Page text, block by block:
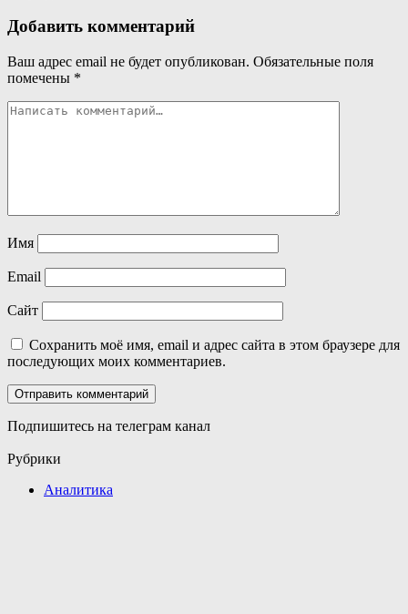
Добавить комментарий
Ваш адрес email не будет опубликован. Обязательные поля
помечены *
Имя
Email
Сайт
Сохранить моё имя, email и адрес сайта в этом браузере для
последующих моих комментариев.
Подпишитесь на телеграм канал
Рубрики
Аналитика